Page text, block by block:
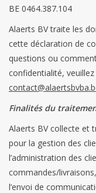
Boissons
Biscuits apéritifs /
Botanicals
Bonbons pour la
Rouleaux de caisse
Produits d'hygiène
BE 0464.387.104
Alaerts BV traite les
cette déclaration de
questions ou
confidentialité,
Finalités du
Alaerts BV collecte et
pour la gestion des
l’administration des
commandes/
l’envoi de